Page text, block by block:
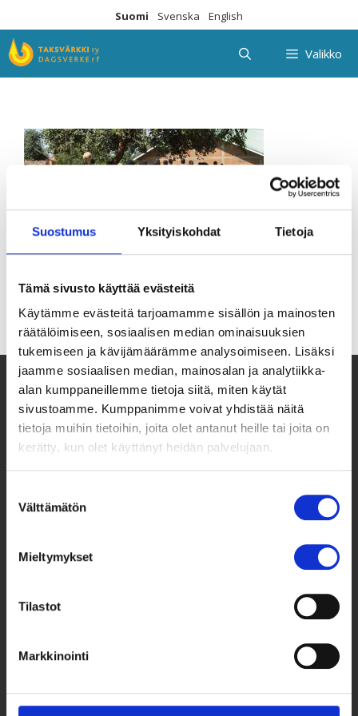
Suostumus Yksityiskohdat Tietoja
Tämä sivusto käyttää evästeitä
Käytämme evästeitä tarjoamamme sisällön ja mainosten
räätälöimiseen, sosiaalisen median ominaisuuksien
tukemiseen ja kävijämäärämme analysoimiseen. Lisäksi
jaamme sosiaalisen median, mainosalan ja analytiikka-
alan kumppaneillemme tietoja siitä, miten käytät
sivustoamme. Kumppanimme voivat yhdistää näitä
tietoja muihin tietoihin, joita olet antanut heille tai joita on
kerätty, kun olet käyttänyt heidän palvelujaan.
valinta
Välttämätön
Mieltymykset
Tilastot
Markkinointi
sisältöön
Suomi Svenska English
Valikko
Siltasaarenkatu 4, 7. krs,
00530 Helsinki
taksvarkki@taksvarkki.fi